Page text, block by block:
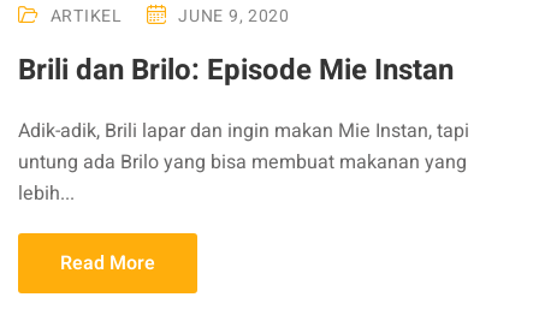
ARTIKEL JUNE 9, 2020
Brili dan Brilo: Episode Mie Instan
Adik-adik, Brili lapar dan ingin makan Mie Instan, tapi
untung ada Brilo yang bisa membuat makanan yang
lebih...
Read More